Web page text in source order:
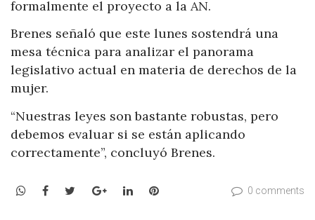
formalmente el proyecto a la AN.
Brenes señaló que este lunes sostendrá una
mesa técnica para analizar el panorama
legislativo actual en materia de derechos de la
mujer.
“Nuestras leyes son bastante robustas, pero
debemos evaluar si se están aplicando
correctamente”, concluyó Brenes.
WhatsApp
Facebook
TwitterGoogle+LinkedInPinterest 0 comments